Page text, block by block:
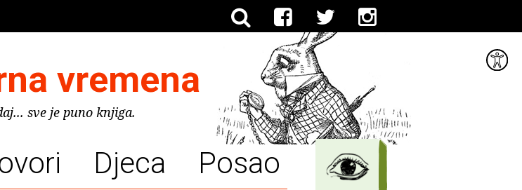
vremena
sve je puno knjiga.
Djeca Posao